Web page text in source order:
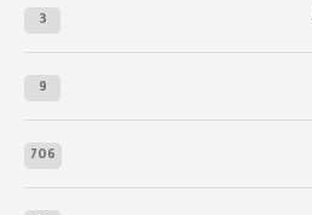
3
9
706